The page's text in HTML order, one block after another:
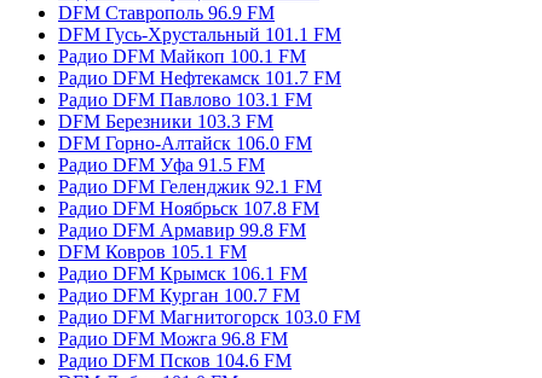
DFM Ставрополь 96.9 FM
DFM Гусь-Хрустальный 101.1 FM
Радио DFM Майкоп 100.1 FM
Радио DFM Нефтекамск 101.7 FM
Радио DFM Павлово 103.1 FM
DFM Березники 103.3 FM
DFM Горно-Алтайск 106.0 FM
Радио DFM Уфа 91.5 FM
Радио DFM Геленджик 92.1 FM
Радио DFM Ноябрьск 107.8 FM
Радио DFM Армавир 99.8 FM
DFM Ковров 105.1 FM
Радио DFM Крымск 106.1 FM
Радио DFM Курган 100.7 FM
Радио DFM Магнитогорск 103.0 FM
Радио DFM Можга 96.8 FM
Радио DFM Псков 104.6 FM